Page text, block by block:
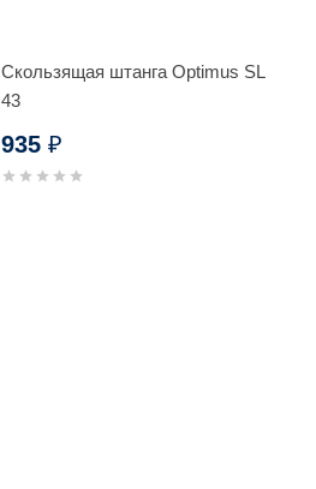
Скользящая штанга Optimus SL
43
935₽